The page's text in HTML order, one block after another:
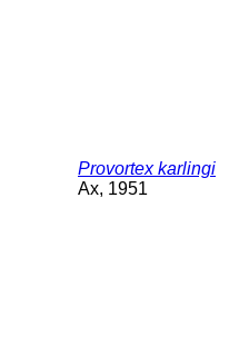
Provortex karlingi
Ax, 1951